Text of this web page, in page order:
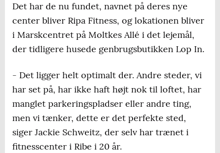
Det har de nu fundet, navnet på deres nye
center bliver Ripa Fitness, og lokationen bliver
i Marskcentret på Moltkes Allé i det lejemål,
der tidligere husede genbrugsbutikken Lop In.
- Det ligger helt optimalt der. Andre steder, vi
har set på, har ikke haft højt nok til loftet, har
manglet parkeringspladser eller andre ting,
men vi tænker, dette er det perfekte sted,
siger Jackie Schweitz, der selv har trænet i
fitnesscenter i Ribe i 20 år.